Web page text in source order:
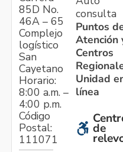
85D No.
46A – 65
Complejo
logístico
San
Cayetano
Horario:
8:00 a.m. –
4:00 p.m.
Código
Postal:
111071
consulta
Puntos
Atención
Centros
Unidad
línea
de